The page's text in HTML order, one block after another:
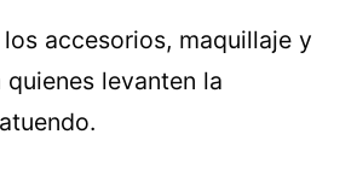
accesorios, maquillaje y
levanten la